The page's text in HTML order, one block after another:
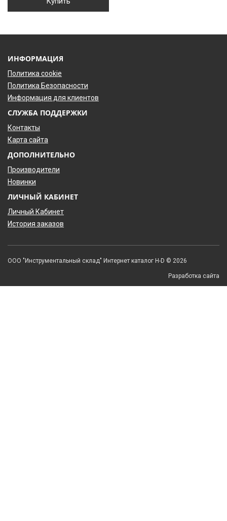
ИНФОРМАЦИЯ
Политика cookie
Политика Безопасности
Информация для клиентов
СЛУЖБА ПОДДЕРЖКИ
Контакты
Карта сайта
ДОПОЛНИТЕЛЬНО
Производители
Новинки
ЛИЧНЫЙ КАБИНЕТ
Личный Кабинет
История заказов
ООО "Инструментальный склад" Интернет каталог H-D © 2026
Разработка сайта